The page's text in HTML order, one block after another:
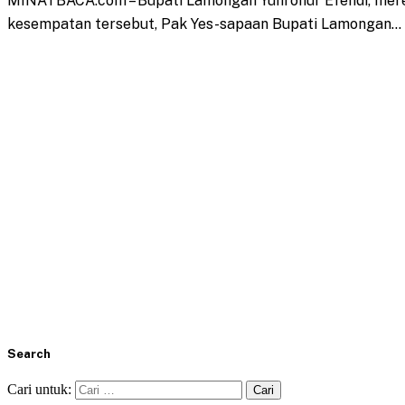
kesempatan tersebut, Pak Yes-sapaan Bupati Lamongan…
Search
Cari untuk: